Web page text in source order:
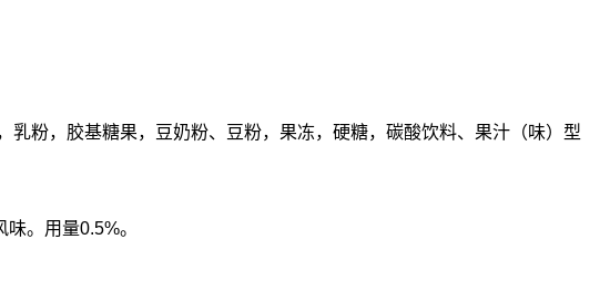
粉，胶基糖果，豆奶粉、豆粉，果冻，硬糖，碳酸饮料、果汁（味）型
。用量0.5%。